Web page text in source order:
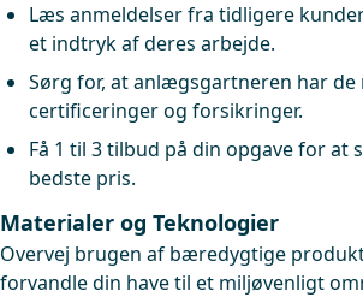
Læs anmeldelser fra tidligere
et indtryk af deres arbejde.
Sørg for, at anlægsgartneren har de
certificeringer og forsikringer.
Få 1 til 3 tilbud på din opgave for at
bedste pris.
Materialer og Teknologier
Overvej brugen af bæredygtige
forvandle din have til et miljøvenligt